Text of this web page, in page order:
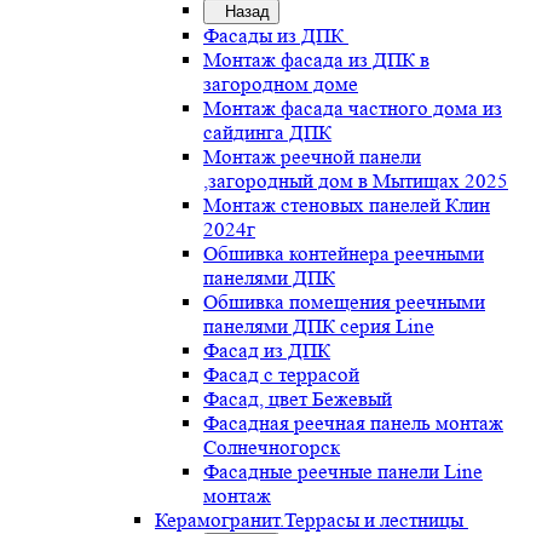
Назад
Фасады из ДПК
Монтаж фасада из ДПК в
загородном доме
Монтаж фасада частного дома из
сайдинга ДПК
Монтаж реечной панели
,загородный дом в Мытищах 2025
Монтаж стеновых панелей Клин
2024г
Обшивка контейнера реечными
панелями ДПК
Обшивка помещения реечными
панелями ДПК серия Line
Фасад из ДПК
Фасад с террасой
Фасад, цвет Бежевый
Фасадная реечная панель монтаж
Солнечногорск
Фасадные реечные панели Line
монтаж
Керамогранит.Террасы и лестницы